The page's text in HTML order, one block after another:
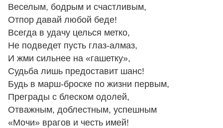
Веселым, бодрым и счастливым,
Отпор давай любой беде!
Всегда в удачу целься метко,
Не подведет пусть глаз-алмаз,
И жми сильнее на «гашетку»,
Судьба лишь предоставит шанс!
Будь в марш-броске по жизни первым,
Преграды с блеском одолей,
Отважным, доблестным, успешным
«Мочи» врагов и честь имей!